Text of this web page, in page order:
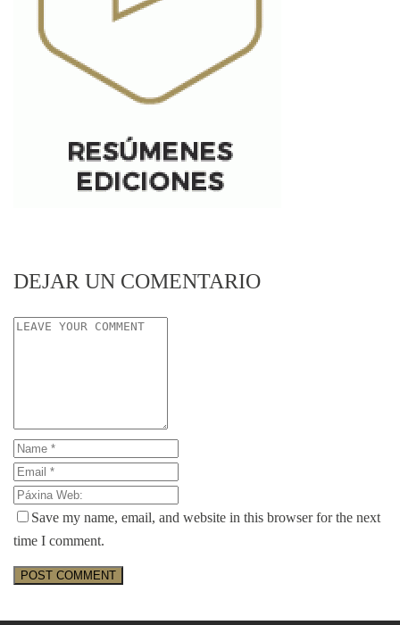
DEJAR UN COMENTARIO
Save my name, email, and website in this browser for the next
time I comment.